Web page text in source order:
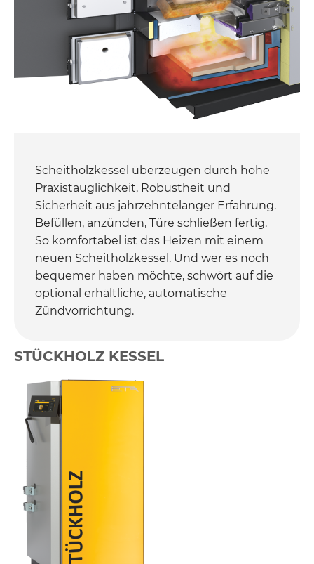
Scheitholzkessel überzeugen durch hohe
Praxistauglichkeit, Robustheit und
Sicherheit aus jahrzehntelanger Erfahrung.
Befüllen, anzünden, Türe schließen fertig.
So komfortabel ist das Heizen mit einem
neuen Scheitholzkessel. Und wer es noch
bequemer haben möchte, schwört auf die
optional erhältliche, automatische
Zündvorrichtung.
STÜCKHOLZ KESSEL